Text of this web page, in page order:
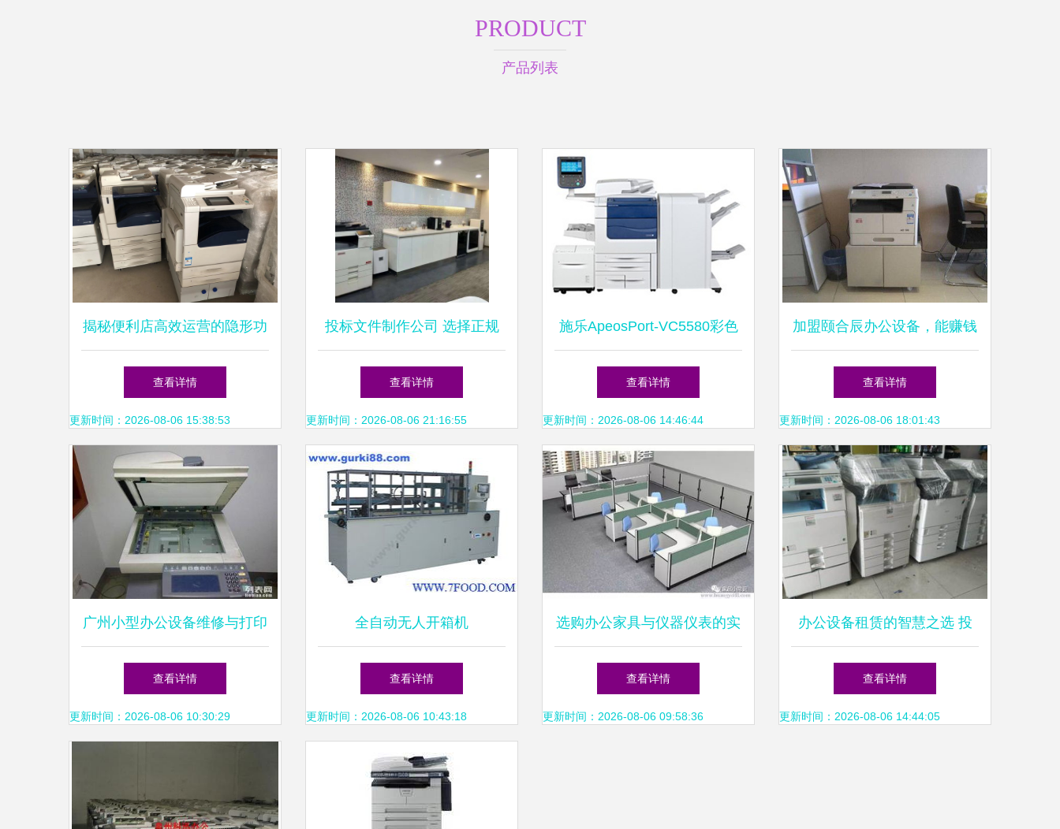
PRODUCT
产品列表
揭秘便利店高效运营的隐形功
臣 储物柜自助服务新选择
查看详情
更新时间：2026-08-06 15:38:53
投标文件制作公司 选择正规
实体，规避仪器仪表行业废标
风险
查看详情
更新时间：2026-08-06 21:16:55
施乐ApeosPort-VC5580彩色
数码印刷机 建筑建材行业的
高效办公利器
查看详情
更新时间：2026-08-06 14:46:44
加盟颐合辰办公设备，能赚钱
吗？——深度盈利解析
查看详情
更新时间：2026-08-06 18:01:43
广州小型办公设备维修与打印
机一体出租 100元起解决彩机
故障及停车场设备问题
查看详情
更新时间：2026-08-06 10:30:29
全自动无人开箱机
查看详情
更新时间：2026-08-06 10:43:18
选购办公家具与仪器仪表的实
用技巧
查看详情
更新时间：2026-08-06 09:58:36
办公设备租赁的智慧之选 投
影仪、复印机、打印机及耗材
服务全解析
查看详情
更新时间：2026-08-06 14:44:05